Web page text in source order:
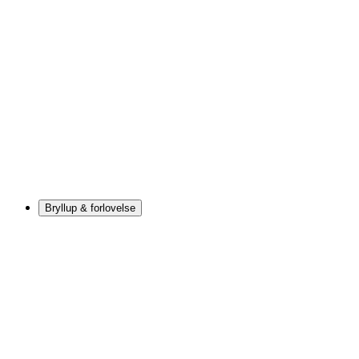
Bryllup & forlovelse